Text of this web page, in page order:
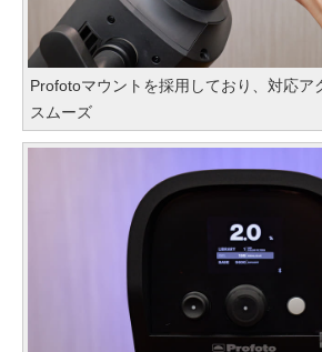
Profotoマウントを採用しており、対応ア
スムーズ